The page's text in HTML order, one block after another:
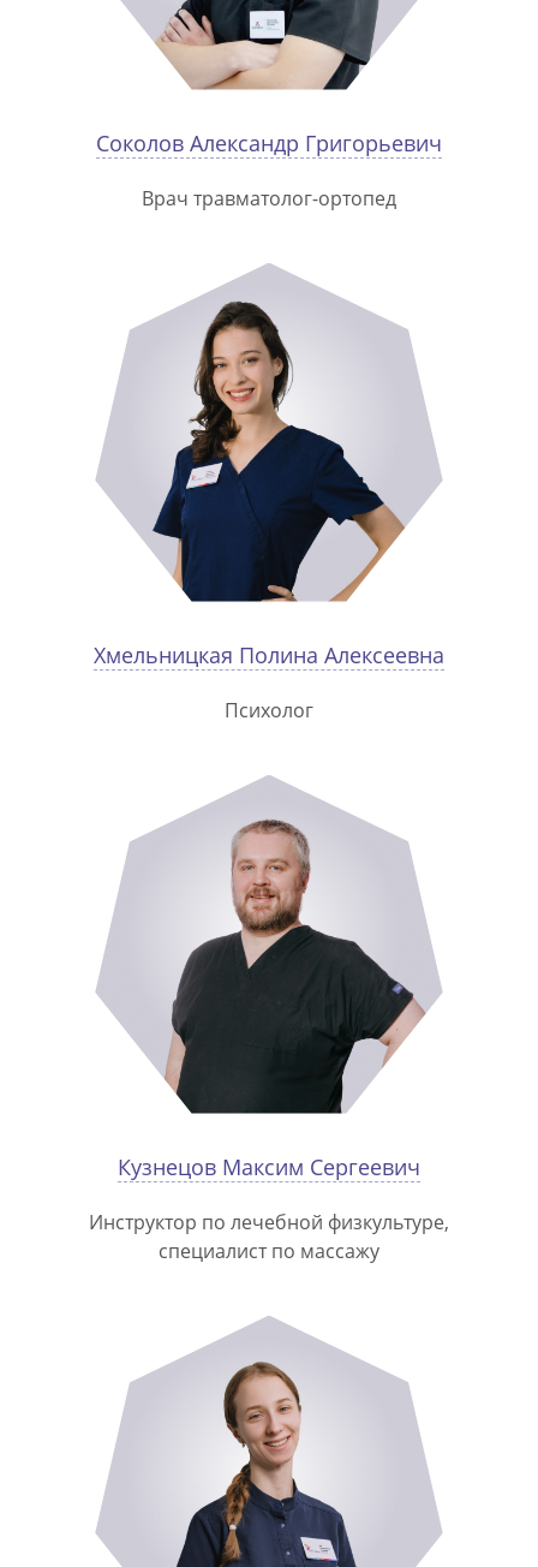
Соколов Александр Григорьевич
Врач травматолог-ортопед
Хмельницкая Полина Алексеевна
Психолог
Кузнецов Максим Сергеевич
Инструктор по лечебной физкультуре,
специалист по массажу